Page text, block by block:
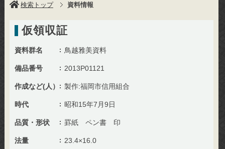
検索トップ 資料情報
仮領収証
資料群名 鳥越雅美資料
備品番号 2013P01121
作成など(人） 製作:福岡市信用組合
時代 昭和15年7月9日
品質・形状 罫紙 ペン書 印
法量 23.4×16.0